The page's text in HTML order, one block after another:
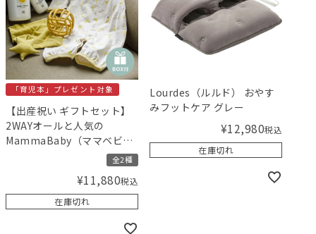
「育児本」プレゼント対象
【出産祝い ギフトセット】
2WAYオールと人気の
MammaBaby（ママベビ
ー）ソープ＆ミルクローシ
ョンギフト 【ギフトボック
ス入り】／Amingオリジナ
ルセット
全2種
¥11,880税込
在庫切れ
Lourdes（ルルド） おやす
みフットケア グレー
¥12,980税込
在庫切れ